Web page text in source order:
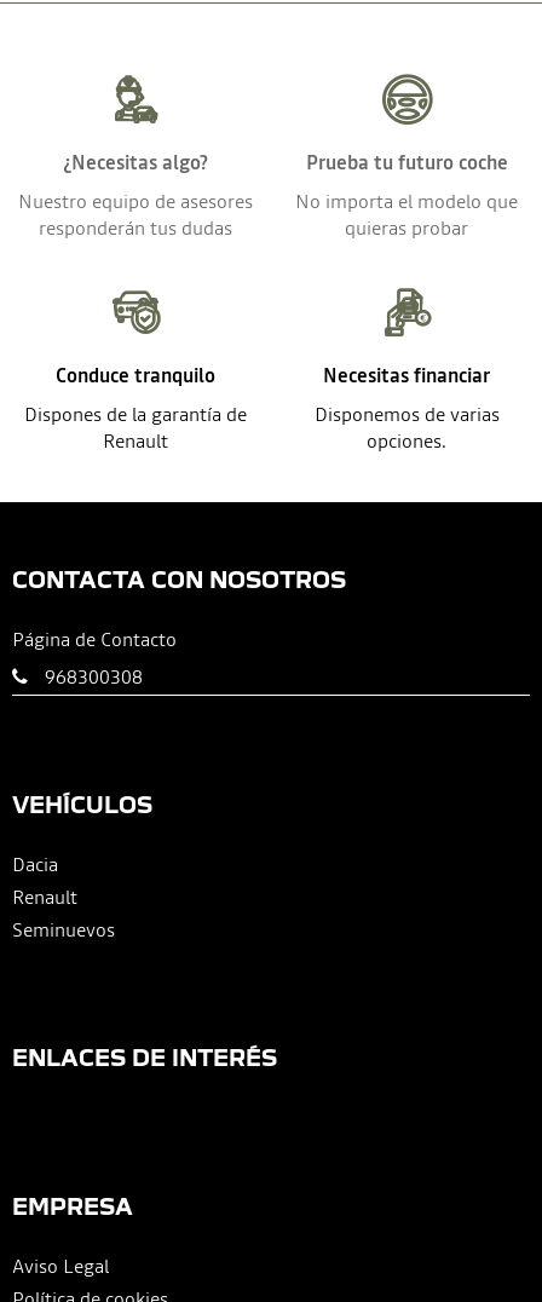
¿Necesitas algo?
Nuestro equipo de asesores
responderán tus dudas
Prueba tu futuro coche
No importa el modelo que
quieras probar
Conduce tranquilo
Dispones de la garantía de
Renault
Necesitas financiar
Disponemos de varias
opciones.
CONTACTA CON NOSOTROS
Página de Contacto
968300308
VEHÍCULOS
Dacia
Renault
Seminuevos
ENLACES DE INTERÉS
EMPRESA
Aviso Legal